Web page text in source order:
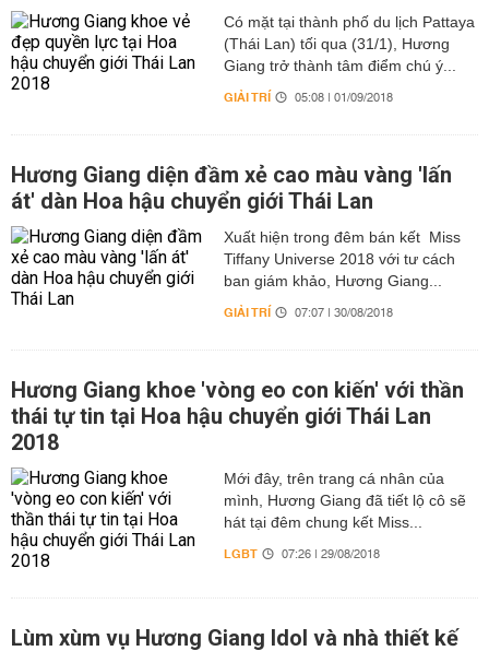
Có mặt tại thành phố du lịch Pattaya
(Thái Lan) tối qua (31/1), Hương
Giang trở thành tâm điểm chú ý...
GIẢI TRÍ 05:08 | 01/09/2018
Hương Giang diện đầm xẻ cao màu vàng 'lấn
át' dàn Hoa hậu chuyển giới Thái Lan
Xuất hiện trong đêm bán kết Miss
Tiffany Universe 2018 với tư cách
ban giám khảo, Hương Giang...
GIẢI TRÍ 07:07 | 30/08/2018
Hương Giang khoe 'vòng eo con kiến' với thần
thái tự tin tại Hoa hậu chuyển giới Thái Lan
2018
Mới đây, trên trang cá nhân của
mình, Hương Giang đã tiết lộ cô sẽ
hát tại đêm chung kết Miss...
LGBT 07:26 | 29/08/2018
Lùm xùm vụ Hương Giang Idol và nhà thiết kế